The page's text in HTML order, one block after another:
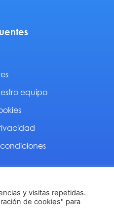
equipo
y visitas repetidas.
de cookies" para